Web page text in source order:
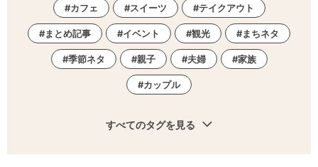
カフェ スイーツ テイクアウト
まとめ記事 イベント 観光 まちネタ
季節ネタ 親子 夫婦 家族
カップル
すべてのタグを見る